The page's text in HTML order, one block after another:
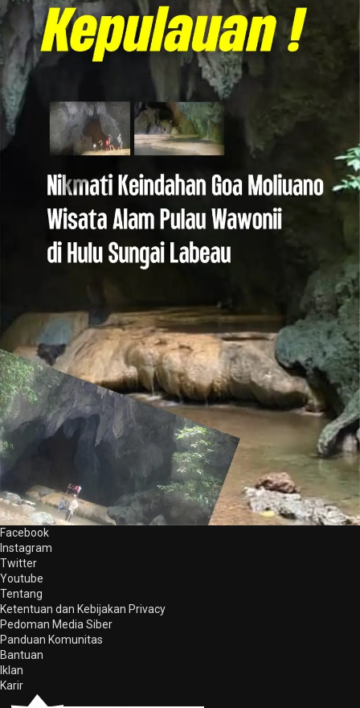
Facebook
Instagram
Twitter
Youtube
Tentang
Ketentuan dan Kebijakan Privacy
Pedoman Media Siber
Panduan Komunitas
Bantuan
Iklan
Karir